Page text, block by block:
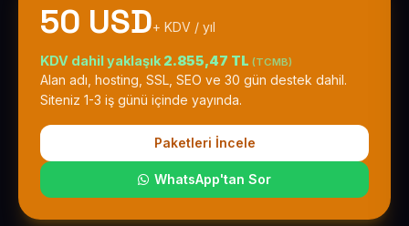
50 USD+ KDV / yıl
KDV dahil yaklaşık 2.855,47 TL (TCMB)
Alan adı, hosting, SSL, SEO ve 30 gün destek dahil.
Siteniz 1-3 iş günü içinde yayında.
Paketleri İncele
WhatsApp'tan Sor